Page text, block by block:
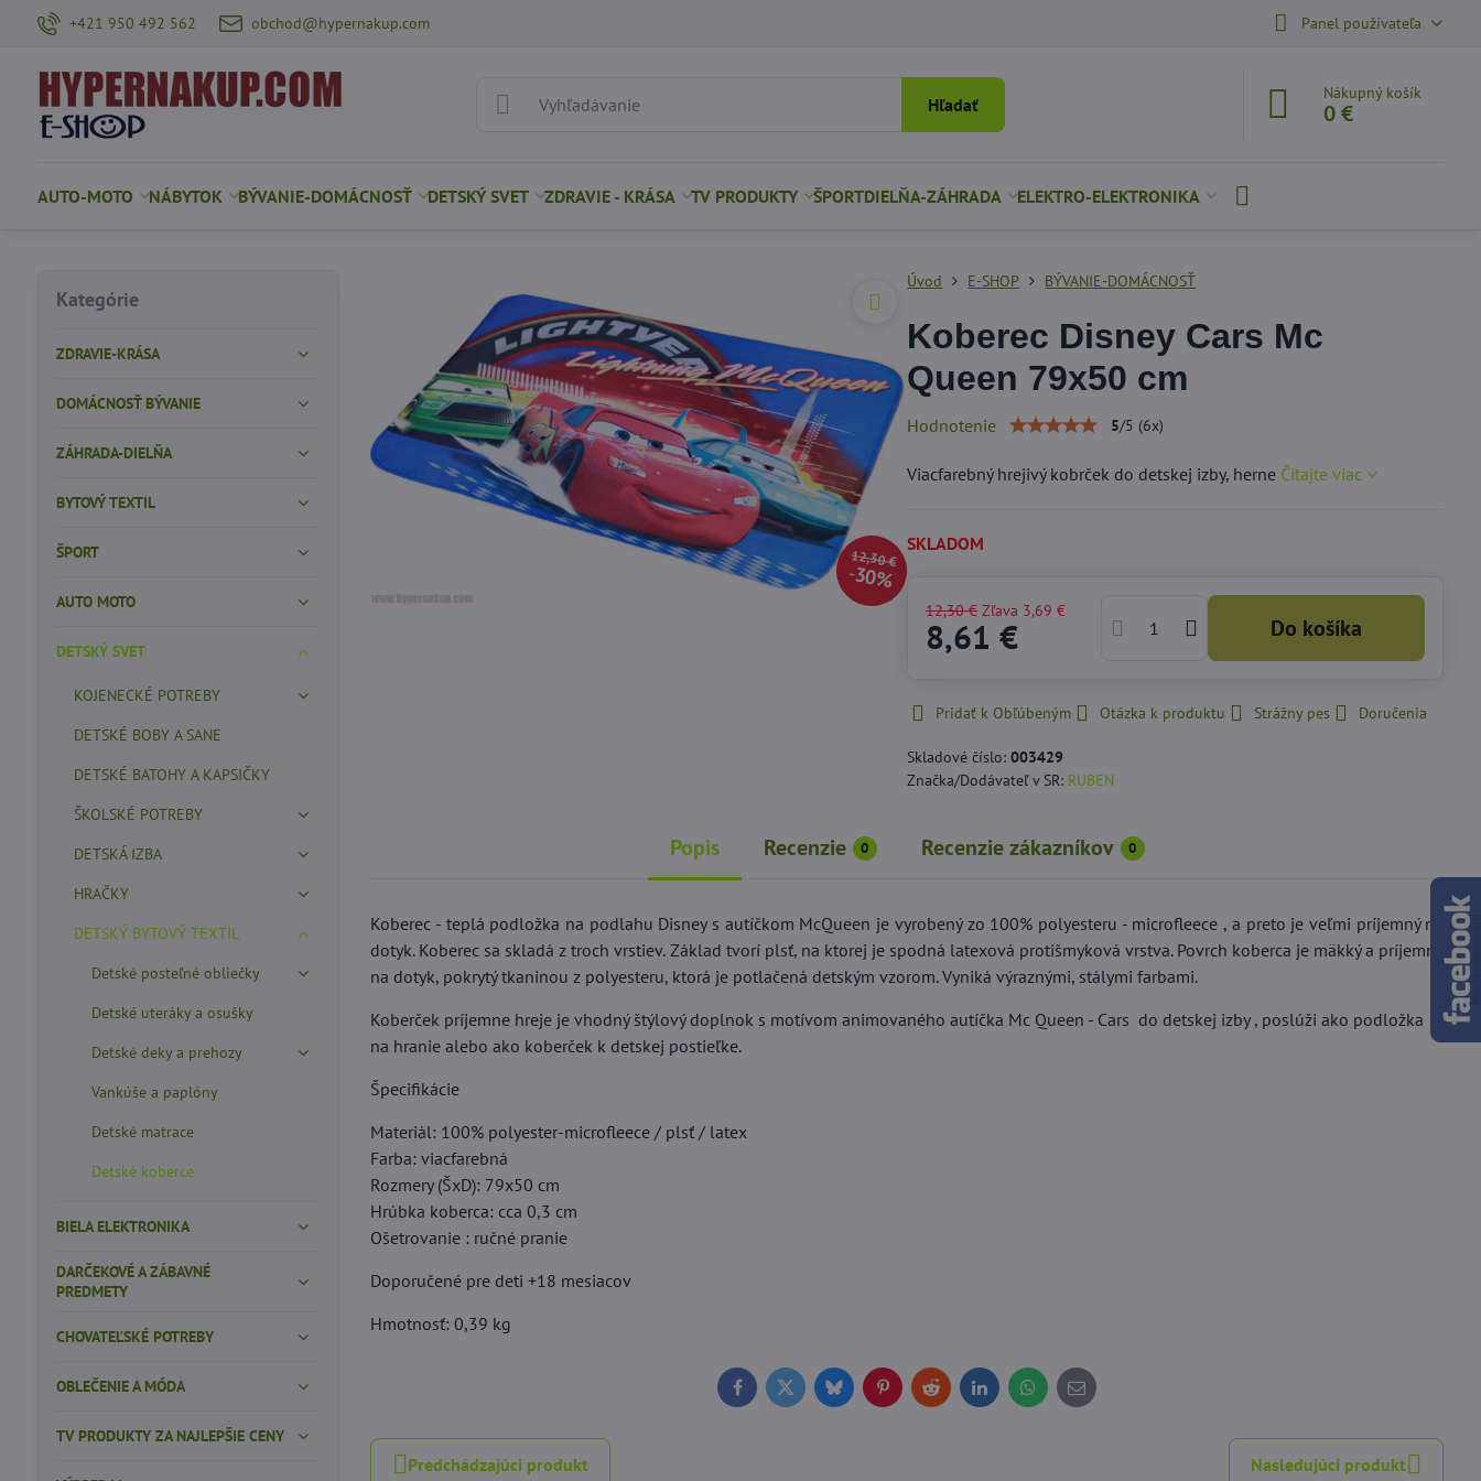
+421 950 492 562 obchod@hypernakup.com Panel používateľa
Hľadať
Nákupný košík
0 €
AUTO-MOTO NÁBYTOK BÝVANIE-DOMÁCNOSŤ DETSKÝ SVET ZDRAVIE - KRÁSA TV PRODUKTY ŠPORTDIELŇA-ZÁHRADA ELEKTRO-ELEKTRONIKA
12,30 €
30%
Úvod E-SHOP BÝVANIE-DOMÁCNOSŤ
Koberec Disney Cars Mc
Queen 79x50 cm
Hodnotenie 5/5 (6x)
Viacfarebný hrejivý kobrček do detskej izby, herne Čítajte viac
SKLADOM
12,30 € Zľava 3,69 €
8,61 € Do košíka
Pridať k Obľúbeným Otázka k produktu Strážny pes Doručenia
Skladové číslo:003429
Značka/Dodávateľ v SR: RUBEN
Popis Recenzie 0 Recenzie zákazníkov 0
Koberec - teplá podložka na podlahu Disney s autíčkom McQueen je vyrobený zo 100% polyesteru - microfleece , a preto je veľmi príjemný na
dotyk. Koberec sa skladá z troch vrstiev. Základ tvorí plsť, na ktorej je spodná latexová protišmyková vrstva. Povrch koberca je mäkký a príjemný
na dotyk, pokrytý tkaninou z polyesteru, ktorá je potlačená detským vzorom. Vyniká výraznými, stálymi farbami.
Koberček príjemne hreje je vhodný štýlový doplnok s motívom animovaného autíčka Mc Queen - Cars do detskej izby , poslúži ako podložka
na hranie alebo ako koberček k detskej postieľke.
Špecifikácie
Materiál: 100% polyester-microfleece / plsť / latex
Farba: viacfarebná
Rozmery (ŠxD): 79x50 cm
Hrúbka koberca: cca 0,3 cm
Ošetrovanie : ručné pranie
Doporučené pre deti +18 mesiacov
Hmotnosť: 0,39 kg
FacebookTwitterBlueskyPinterestRedditLinkedInWhatsApp
E-
mail
Predchádzajúci produkt Nasledujúci produkt
Kategórie
ZDRAVIE-KRÁSA
DOMÁCNOSŤ BÝVANIE
ZÁHRADA-DIELŇA
BYTOVÝ TEXTIL
ŠPORT
AUTO MOTO
DETSKÝ SVET
KOJENECKÉ POTREBY
DETSKÉ BOBY A SANE
DETSKÉ BATOHY A KAPSIČKY
ŠKOLSKÉ POTREBY
DETSKÁ IZBA
HRAČKY
DETSKÝ BYTOVÝ TEXTIL
Detské posteľné obliečky
Detské uteráky a osušky
Detské deky a prehozy
Vankúše a paplóny
Detské matrace
Detské koberce
BIELA ELEKTRONIKA
DARČEKOVÉ A ZÁBAVNÉ
PREDMETY
CHOVATEĽSKÉ POTREBY
OBLEČENIE A MÓDA
TV PRODUKTY ZA NAJLEPŠIE CENY